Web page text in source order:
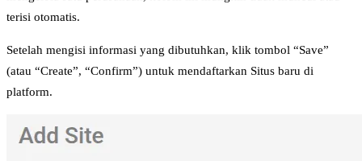
terisi otomatis.
Setelah mengisi informasi yang dibutuhkan, klik tombol “Save”
(atau “Create”, “Confirm”) untuk mendaftarkan Situs baru di
platform.